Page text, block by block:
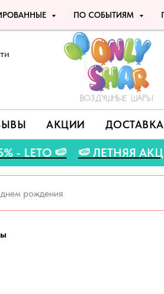
ПО СОБЫТИЯМ
АКЦИИ
5% - LETO 🍉 🍉